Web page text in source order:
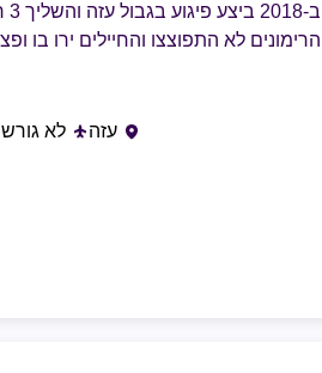
הרימונים לא התפוצצו והחיילים ירו בו
עזה לא גורש